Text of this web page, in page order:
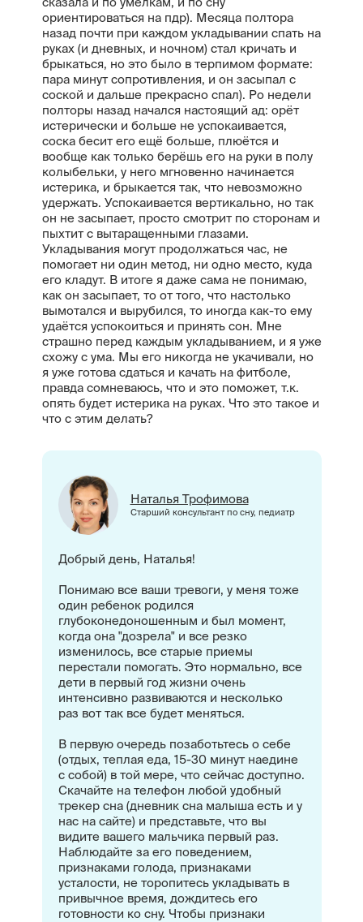
ориентироваться на пдр). Месяца полтора
назад почти при каждом укладывании спать на
руках (и дневных, и ночном) стал кричать и
брыкаться, но это было в терпимом формате:
пара минут сопротивления, и он засыпал с
соской и дальше прекрасно спал). Ро недели
полторы назад начался настоящий ад: орёт
истерически и больше не успокаивается,
соска бесит его ещё больше, плюётся и
вообще как только берёшь его на руки в полу
колыбельки, у него мгновенно начинается
истерика, и брыкается так, что невозможно
удержать. Успокаивается вертикально, но так
он не засыпает, просто смотрит по сторонам и
пыхтит с вытаращенными глазами.
Укладывания могут продолжаться час, не
помогает ни один метод, ни одно место, куда
его кладут. В итоге я даже сама не понимаю,
как он засыпает, то от того, что настолько
вымотался и вырубился, то иногда как-то ему
удаётся успокоиться и принять сон. Мне
страшно перед каждым укладыванием, и я уже
схожу с ума. Мы его никогда не укачивали, но
я уже готова сдаться и качать на фитболе,
правда сомневаюсь, что и это поможет, т.к.
опять будет истерика на руках. Что это такое и
что с этим делать?
Наталья Трофимова
Старший консультант по сну, педиатр
Добрый день, Наталья!
Понимаю все ваши тревоги, у меня тоже
один ребенок родился
глубоконедоношенным и был момент,
когда она "дозрела" и все резко
изменилось, все старые приемы
перестали помогать. Это нормально, все
дети в первый год жизни очень
интенсивно развиваются и несколько
раз вот так все будет меняться.
В первую очередь позаботьтесь о себе
(отдых, теплая еда, 15-30 минут наедине
с собой) в той мере, что сейчас доступно.
Скачайте на телефон любой удобный
трекер сна (дневник сна малыша есть и у
нас на сайте) и представьте, что вы
видите вашего мальчика первый раз.
Наблюдайте за его поведением,
признаками голода, признаками
усталости, не торопитесь укладывать в
привычное время, дождитесь его
готовности ко сну. Чтобы признаки